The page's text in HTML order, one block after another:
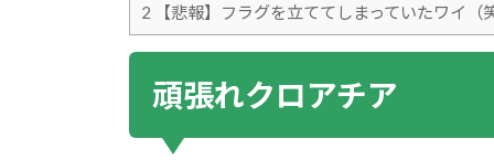
2 【悲報】フラグを立ててしまっていたワイ（
頑張れクロアチア